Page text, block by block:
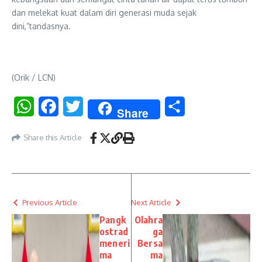
dan melekat kuat dalam diri generasi muda sejak
dini,”tandasnya.
(Orik / LCN)
WhatsAppFacebookTwitter Share
Share this Article
Previous Article
Pangk
ostrad
meneri
ma
Next Article
Olahra
ga
Bersa
ma